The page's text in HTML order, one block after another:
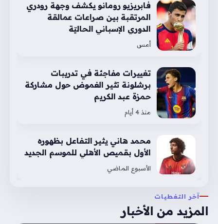
فابريزيو رومانو يكشف وجهة رودري
المرتقبة بين صراعات عمالقة
الدوري الإسباني الحاليّة
أمس
تغييرات مفاجئة في تدريبات
برشلونة تثير الغموض حول مشاركة
حمزة عبد الكريم
منذ 4 أيام
محمد هاني يثير التفاعل بظهوره
الأول بقميص الأهلي للموسم الجديد
الأسبوع الماضي
آخر التغطيات
المزيد من الأخبار